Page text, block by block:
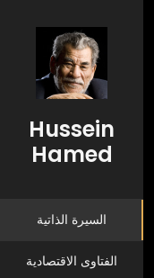
Hussein
Hamed
السيرة الذاتية
الفتاوى الاقتصادية